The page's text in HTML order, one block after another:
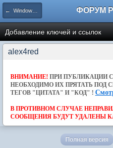
← Windows 10
Добавление ключей и ссылок
alex4red
ВНИМАНИЕ! ПРИ ПУБЛИКАЦИИ
НЕОБХОДИМО ИХ ПРЯТАТЬ ПОД
ТЕГОВ "ЦИТАТА" И "КОД" !
В ПРОТИВНОМ СЛУЧАЕ
СООБЩЕНИЯ БУДУТ УДАЛЕНЫ
Полная версия